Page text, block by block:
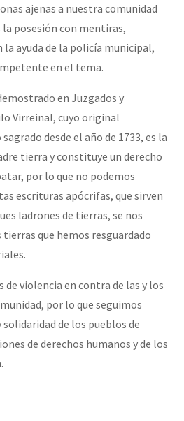
ajenas a nuestra comunidad
posesión con mentiras,
ayuda de la policía municipal,
en el tema.
en Juzgados y
Virreinal, cuyo original
desde el año de 1733, es la
tierra y constituye un derecho
por lo que no podemos
escrituras apócrifas, que sirven
ladrones de tierras, se nos
que hemos resguardado
de violencia en contra de las y los
por lo que seguimos
de los pueblos de
de derechos humanos y de los